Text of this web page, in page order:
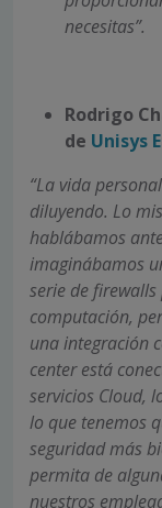
necesitas”.
Rodrigo
de Unisys
“La vida
diluyendo. Lo
hablábamos
imaginábamos
serie de
computación,
una integración
center está
servicios Cloud,
lo que tenemos
seguridad más
permita de
nuestros